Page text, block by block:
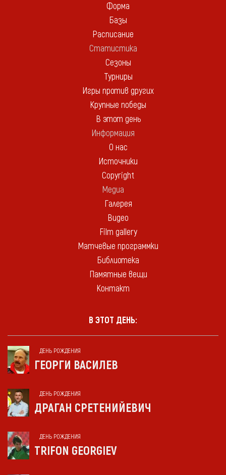
Форма
Базы
Расписание
Статистика
Сезоны
Турниры
Игры против других
Крупные победы
В этот день
Информация
О нас
Источники
Copyright
Медиа
Галерея
Видео
Film gallery
Матчевые программки
Библиотека
Памятные вещи
Контакт
В ЭТОТ ДЕНЬ:
ДЕНЬ РОЖДЕНИЯ
ГЕОРГИ ВАСИЛЕВ
ДЕНЬ РОЖДЕНИЯ
ДРАГАН СРЕТЕНИЙЕВИЧ
ДЕНЬ РОЖДЕНИЯ
TRIFON GEORGIEV